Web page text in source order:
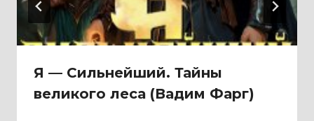
Я — Сильнейший. Тайны
великого леса (Вадим Фарг)